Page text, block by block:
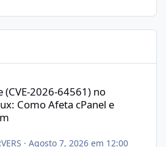
(CVE-2026-64561) no
Como Afeta cPanel e
· Agosto 7, 2026 em 12:00